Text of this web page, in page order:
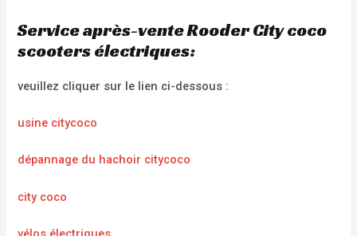
Service après-vente Rooder City coco
scooters électriques:
veuillez cliquer sur le lien ci-dessous :
usine citycoco
dépannage du hachoir citycoco
city coco